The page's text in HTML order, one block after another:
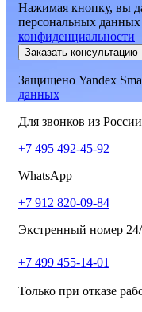
Нажимая кнопку, вы
персональных данных
конфиденциальности
Заказать консультацию
Защищено Yandex
данных
Для звонков из
+7 495 492-45-92
WhatsApp
+7 912 820-09-84
Экстренный номер
+7 499 455-14-01
Только при отказе